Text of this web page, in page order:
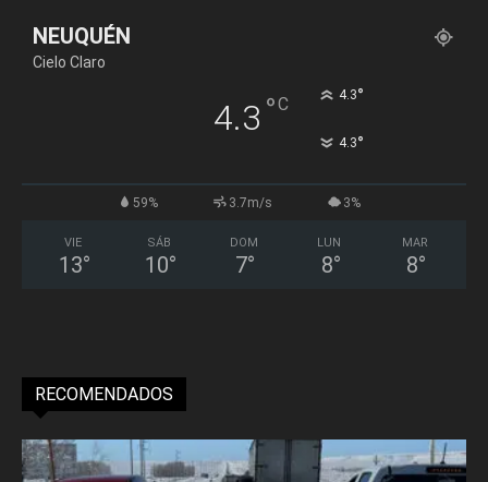
NEUQUÉN
Cielo Claro
4.3 °C 4.3°
4.3°
59% 3.7m/s 3%
VIE
13°
SÁB
10°
DOM
7°
LUN
8°
MAR
8°
RECOMENDADOS